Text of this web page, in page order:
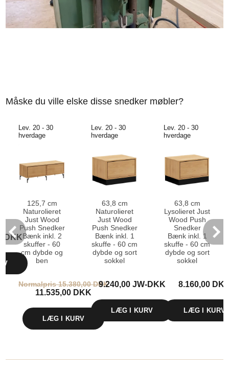
Måske du ville elske disse snedker møbler?
DKK
Lev. 20 - 30
hverdage
125,7 cm
Naturolieret
Just Wood
Push Snedker
Bænk inkl. 2
skuffer - 60
cm dybde og
ben
Normalpris 15.380,00 DKK
11.535,00 DKK
LÆG I KURV
Lev. 20 - 30
hverdage
63,8 cm
Naturolieret
Just Wood
Push Snedker
Bænk inkl. 1
skuffe - 60 cm
dybde og sort
sokkel
9.240,00 JW-DKK
LÆG I KURV
Lev. 20 - 30
hverdage
63,8 cm
Lysolieret Just
Wood Push
Snedker
Bænk inkl. 1
skuffe - 60 cm
dybde og sort
sokkel
8.160,00
LÆG I KURV